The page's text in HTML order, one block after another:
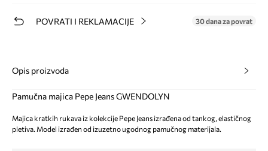
POVRATI I REKLAMACIJE 30 dana za povrat
Opis proizvoda
Pamučna majica Pepe Jeans GWENDOLYN
Majica kratkih rukava iz kolekcije Pepe Jeans izrađena od tankog, elastičnog
pletiva. Model izrađen od izuzetno ugodnog pamučnog materijala.